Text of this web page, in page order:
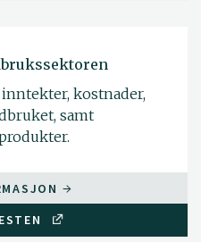
kostnader,
samt